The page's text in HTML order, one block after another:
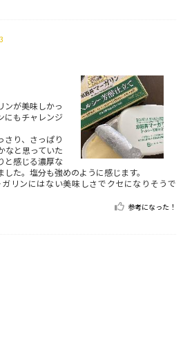
ンが美味しかっ
にもチャレンジ
さり、さっぱり
なと思っていた
と感じる濃厚な
た。塩分も強めのように感じます。
リンにはない美味しさでクセになりそうで
参考になった！